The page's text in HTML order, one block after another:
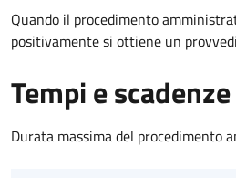
Quando il procedimento
positivamente si ottiene un
Tempi e scadenze
Durata massima del procedimento